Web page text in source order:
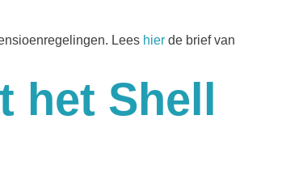
Lees hierde brief van
het Shell